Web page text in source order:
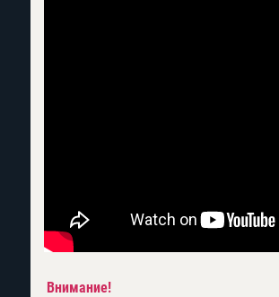
Внимание!